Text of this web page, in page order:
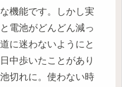
機能です。しかし実
電池がどんどん減っ
に迷わないようにと
中歩いたことがあり
切れに。使わない時